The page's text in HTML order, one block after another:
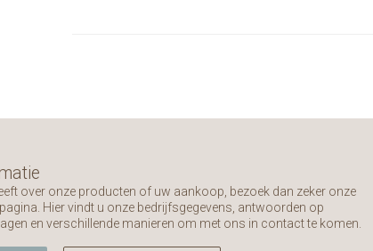
over onze producten of uw aankoop, bezoek dan zeker onze
Hier vindt u onze bedrijfsgegevens, antwoorden op
en verschillende manieren om met ons in contact te komen.